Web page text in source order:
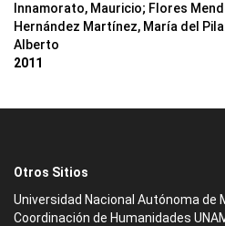
Innamorato, Mauricio; Flores
Hernández Martínez, María del
Alberto
2011
Otros Sitios
Universidad Nacional Autónoma de
Coordinación de Humanidades